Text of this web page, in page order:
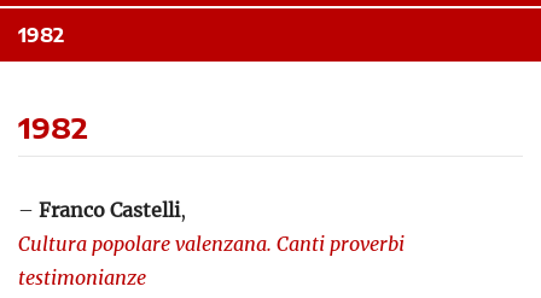
1982
1982
– Franco Castelli,
Cultura popolare valenzana. Canti proverbi
testimonianze